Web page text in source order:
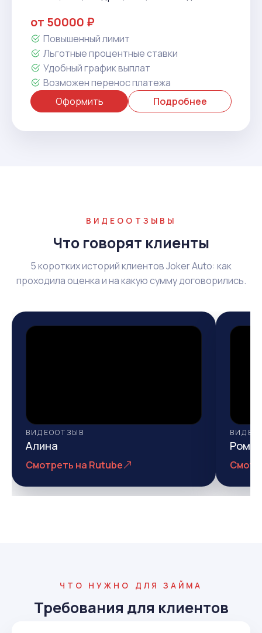
от 50000 ₽
Повышенный лимит
Льготные процентные ставки
Удобный график выплат
Возможен перенос платежа
Оформить
Подробнее
ВИДЕООТЗЫВЫ
Что говорят клиенты
5 коротких историй клиентов Joker Auto: как
проходила оценка и на какую сумму договорились.
ВИДЕООТЗЫВ
Алина
Смотреть на Rutube
ЧТО НУЖНО ДЛЯ ЗАЙМА
Требования для клиентов